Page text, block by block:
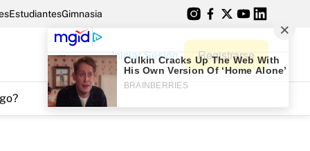
EstudiantesGimnasia
Iniciar Sesión Registrarse